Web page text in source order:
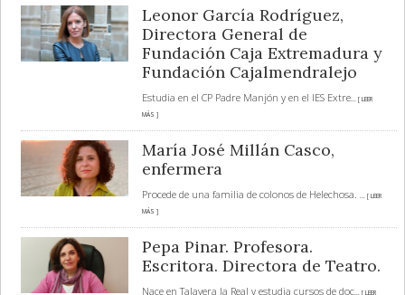
Leonor García Rodríguez,
Directora General de
Fundación Caja Extremadura y
Fundación Cajalmendralejo
Estudia en el CP Padre Manjón y en el IES Extre... [ LEER
MÁS ]
María José Millán Casco,
enfermera
Procede de una familia de colonos de Helechosa. ... [ LEER
MÁS ]
Pepa Pinar. Profesora.
Escritora. Directora de Teatro.
Nace en Talavera la Real y estudia cursos de doc... [ LEER